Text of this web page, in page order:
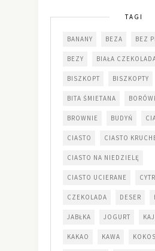
TAGI
BANANY BEZA BEZ
BEZY BIAŁA
BISZKOPT BISZKOPTY
BITA ŚMIETANA
BROWNIE BUDYŃ
CIASTO CIASTO
CIASTO NA NIEDZIELĘ
CIASTO UCIERANE
CZEKOLADA DESER
JABŁKA JOGURT
KAKAO KAWA KOKOS